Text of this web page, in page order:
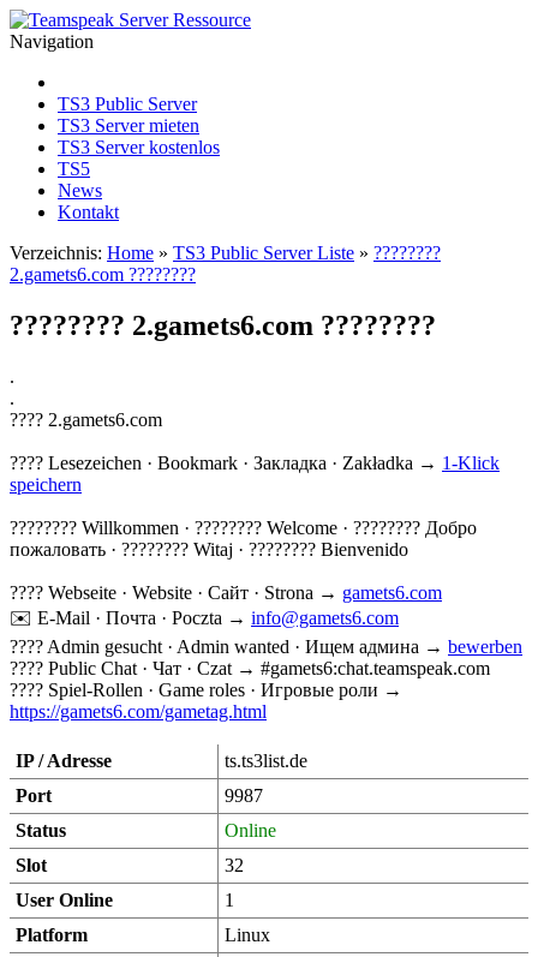
Navigation
TS3 Public Server
TS3 Server mieten
TS3 Server kostenlos
TS5
News
Kontakt
Verzeichnis: Home » TS3 Public Server Liste » ????????
2.gamets6.com ????????
???????? 2.gamets6.com ????????
.
.
???? 2.gamets6.com
???? Lesezeichen · Bookmark · Закладка · Zakładka → 1-Klick
speichern
???????? Willkommen · ???????? Welcome · ???????? Добро
пожаловать · ???????? Witaj · ???????? Bienvenido
???? Webseite · Website · Сайт · Strona → gamets6.com
✉️ E-Mail · Почта · Poczta → info@gamets6.com
????️ Admin gesucht · Admin wanted · Ищем админа → bewerben
???? Public Chat · Чат · Czat → #gamets6:chat.teamspeak.com
???? Spiel-Rollen · Game roles · Игровые роли →
https://gamets6.com/gametag.html
IP / Adresse
ts.ts3list.de
Port
9987
Status
Online
Slot
32
User Online
1
Platform
Linux